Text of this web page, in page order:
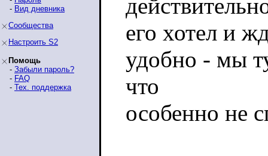
- Вид дневника
Сообщества
Настроить S2
Помощь
- Забыли пароль?
- FAQ
- Тех. поддержка
его хотел и
удобно - мы
что
особенно не